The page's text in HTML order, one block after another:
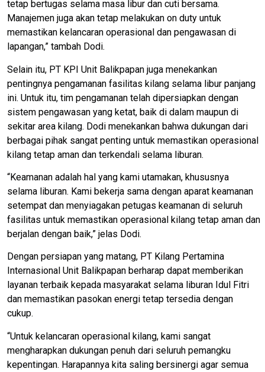
tetap bertugas selama masa libur dan cuti bersama.
Manajemen juga akan tetap melakukan on duty untuk
memastikan kelancaran operasional dan pengawasan di
lapangan,” tambah Dodi.
Selain itu, PT KPI Unit Balikpapan juga menekankan
pentingnya pengamanan fasilitas kilang selama libur panjang
ini. Untuk itu, tim pengamanan telah dipersiapkan dengan
sistem pengawasan yang ketat, baik di dalam maupun di
sekitar area kilang. Dodi menekankan bahwa dukungan dari
berbagai pihak sangat penting untuk memastikan operasional
kilang tetap aman dan terkendali selama liburan.
“Keamanan adalah hal yang kami utamakan, khususnya
selama liburan. Kami bekerja sama dengan aparat keamanan
setempat dan menyiagakan petugas keamanan di seluruh
fasilitas untuk memastikan operasional kilang tetap aman dan
berjalan dengan baik,” jelas Dodi.
Dengan persiapan yang matang, PT Kilang Pertamina
Internasional Unit Balikpapan berharap dapat memberikan
layanan terbaik kepada masyarakat selama liburan Idul Fitri
dan memastikan pasokan energi tetap tersedia dengan
cukup.
“Untuk kelancaran operasional kilang, kami sangat
mengharapkan dukungan penuh dari seluruh pemangku
kepentingan. Harapannya kita saling bersinergi agar semua